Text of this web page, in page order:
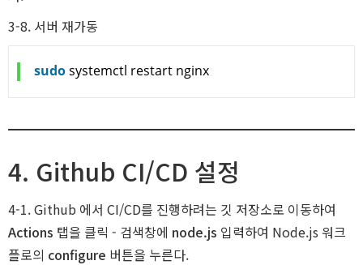
3-8. 서버 재가동
sudo systemctl restart nginx
4. Github CI/CD 설정
4-1. Github 에서 CI/CD를 진행하려는 깃 저장소로 이동하여
Actions 탭을 클릭 - 검색창에 node.js 입력하여 Node.js 워크
플로의 configure 버튼을 누른다.